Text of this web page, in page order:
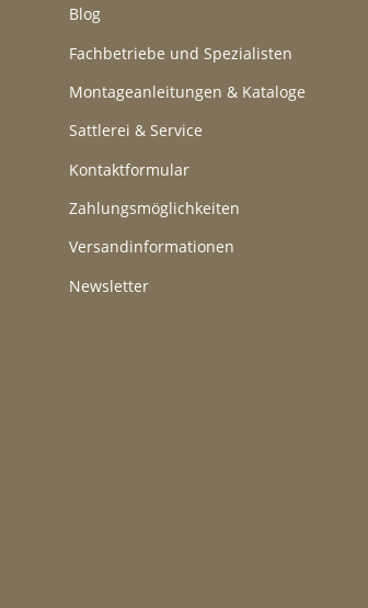
Blog
Fachbetriebe und Spezialisten
Montageanleitungen & Kataloge
Sattlerei & Service
Kontaktformular
Zahlungsmöglichkeiten
Versandinformationen
Newsletter